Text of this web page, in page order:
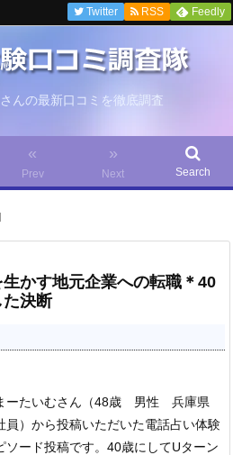
んの最新口コミを徹底調査
«
Prev
»
Next Search
Twitter RSS Feedly
かす地元企業への転職＊40
決断
ーたいむさん（48歳 男性 兵庫県
員）から投稿いただいた電話占い体験
ソード投稿です。 40歳にしてUターン